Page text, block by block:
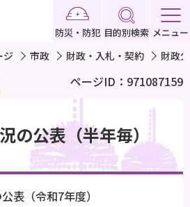
防災・防犯 目的別検索 メニュー
ジ 市政 財政・入札・契約 財政
ページID：971087159
の公表（半年毎）
表（令和7年度）